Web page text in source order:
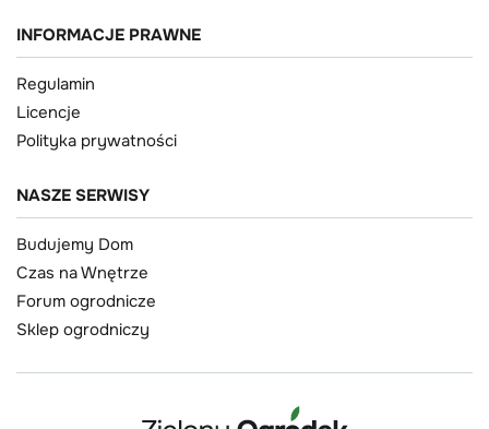
INFORMACJE PRAWNE
Regulamin
Licencje
Polityka prywatności
NASZE SERWISY
Budujemy Dom
Czas na Wnętrze
Forum ogrodnicze
Sklep ogrodniczy